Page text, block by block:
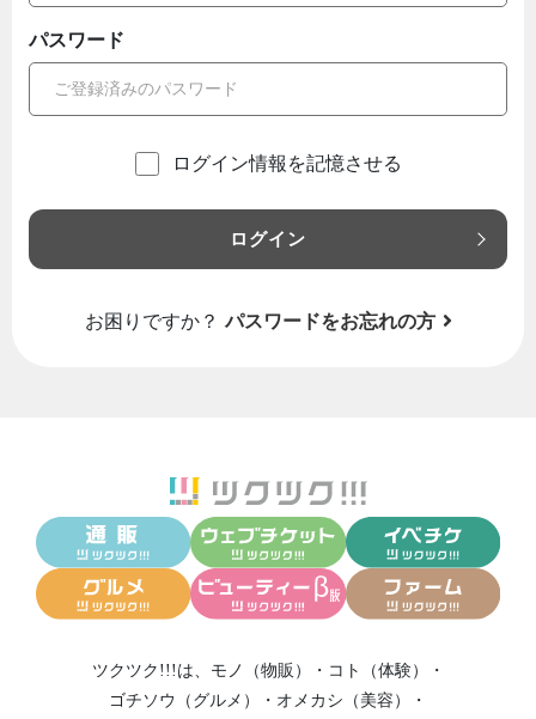
パスワード
ログイン情報を記憶させる
ログイン
お困りですか？ パスワードをお忘れの方
ツクツク!!!は、 モノ（物販） ・ コト（体験）
・
ゴチソウ（グルメ）
・ オメカシ（美容）
・